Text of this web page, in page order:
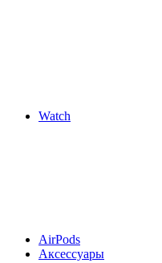
Watch
AirPods
Аксессуары